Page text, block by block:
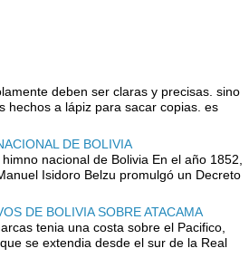
deben ser claras y precisas. sino
hechos a lápiz para sacar copias. es
DE BOLIVIA
nacional de Bolivia En el año 1852,
Isidoro Belzu promulgó un Decreto
DE BOLIVIA SOBRE ATACAMA
tenia una costa sobre el Pacifico,
se extendia desde el sur de la Real